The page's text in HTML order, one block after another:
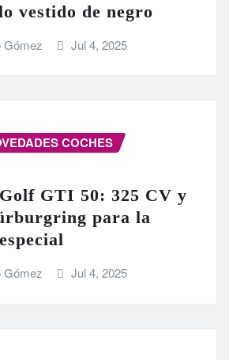
vestido de negro
Gómez Jul 4, 2025
COCHES
GTI 50: 325 CV y
para la
Gómez Jul 4, 2025